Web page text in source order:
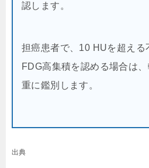
認します。
担癌患者で、10 HUを超える
FDG高集積を認める場合は
重に鑑別します。
出典